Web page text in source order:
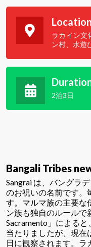
ラカイン文
ン村、水遊
2泊3日
Bangali Tribes
Sangrai は、バングラ
のお祝いの名前です。
す。マルマ族の主要な
ン族も独自のルール
Sacramento」による
当たりましたが、現在
日に観察されます。ラ